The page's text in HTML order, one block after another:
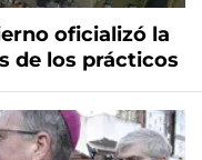
oficializó la
de los prácticos